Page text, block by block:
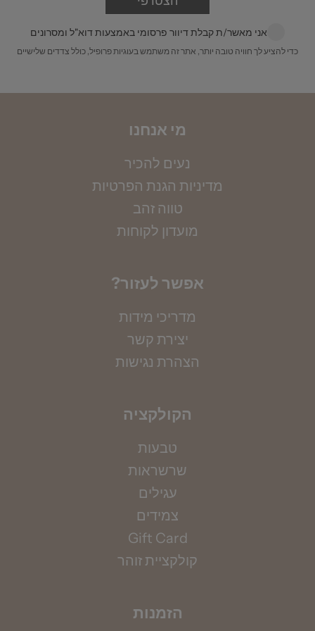
לינק לפירוט מלא:משלוחים
במילימטרים. שימי לב, חשוב למדוד את הקוטר
הפנימי. את הקוטר שמדדת תוכלי להמיר למידה
מדידת קוטר צמיד
בס"מ, תוכלי להשתמש גם בסרט מדידה.
אני מאשר/ת קבלת דיוור פרסומי באמצעות דוא"ל ומסרונים
כדי להציע לך חוויה טובה יותר, אתר זה משתמש בעוגיות פרופיל, כולל צדדים שלישיים
מי אנחנו
נעים להכיר
מדיניות הגנת הפרטיות
טווה זהב
מועדון לקוחות
?אפשר לעזור
מדריכי מידות
יצירת קשר
הצהרת נגישות
הקולקציה
טבעות
שרשראות
עגילים
צמידים
Gift Card
קולקציית זוהר
הזמנות